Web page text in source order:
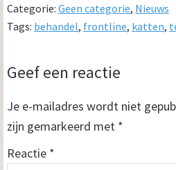
Categorie: Geen categorie, Nieuws
Tags: behandel, frontline, katten,
Lees
Geef een reactie
Je e-mailadres wordt niet
zijn gemarkeerd met *
Reactie *